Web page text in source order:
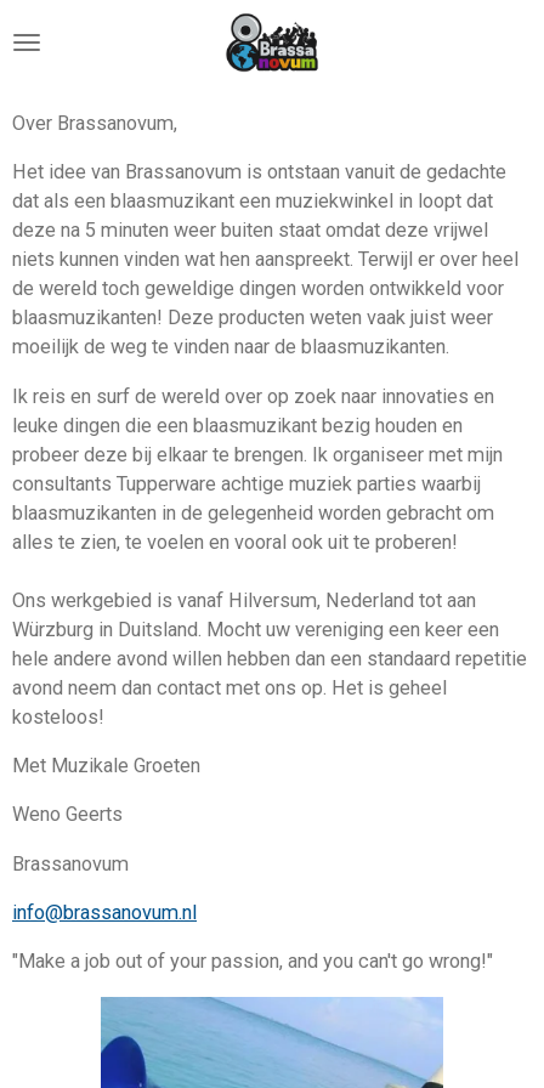
direct
de
Over Brassanovum,
Het idee van Brassanovum is ontstaan vanuit de gedachte
dat als een blaasmuzikant een muziekwinkel in loopt dat
deze na 5 minuten weer buiten staat omdat deze vrijwel
niets kunnen vinden wat hen aanspreekt. Terwijl er over heel
de wereld toch geweldige dingen worden ontwikkeld voor
blaasmuzikanten! Deze producten weten vaak juist weer
moeilijk de weg te vinden naar de blaasmuzikanten.
Ik reis en surf de wereld over op zoek naar innovaties en
leuke dingen die een blaasmuzikant bezig houden en
probeer deze bij elkaar te brengen. Ik organiseer met mijn
consultants Tupperware achtige muziek parties waarbij
blaasmuzikanten in de gelegenheid worden gebracht om
alles te zien, te voelen en vooral ook uit te proberen!
Ons werkgebied is vanaf Hilversum, Nederland tot aan
Würzburg in Duitsland. Mocht uw vereniging een keer een
hele andere avond willen hebben dan een standaard repetitie
avond neem dan contact met ons op. Het is geheel
kosteloos!
Met Muzikale Groeten
Weno Geerts
Brassanovum
info@brassanovum.nl
"Make a job out of your passion, and you can't go wrong!"